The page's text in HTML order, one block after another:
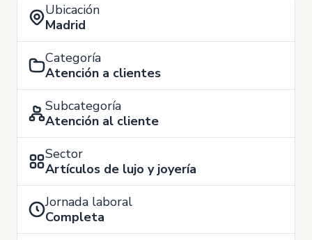
Ubicación
Madrid
Categoría
Atención a clientes
Subcategoría
Atención al cliente
Sector
Artículos de lujo y joyería
Jornada laboral
Completa